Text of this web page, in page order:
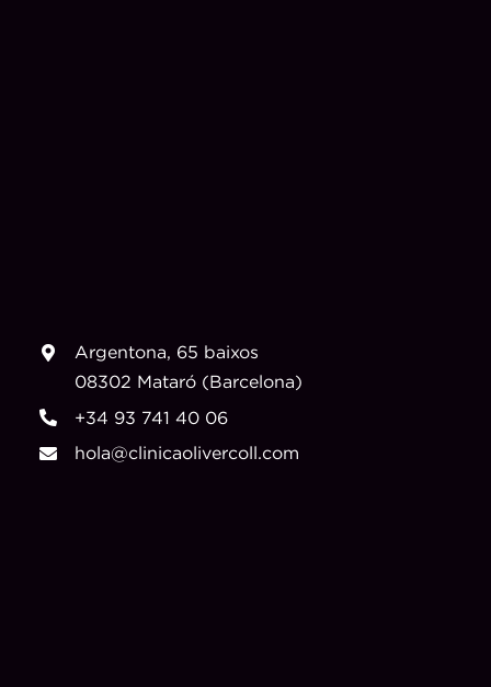
Argentona, 65 baixos
08302 Mataró (Barcelona)
+34 93 741 40 06
hola@clinicaolivercoll.com